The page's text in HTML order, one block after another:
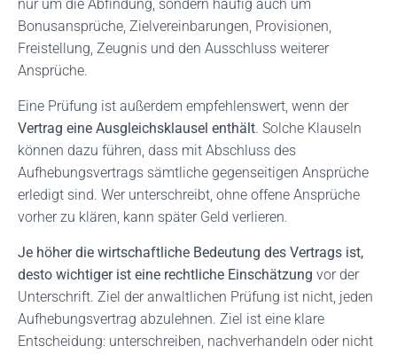
nur um die Abfindung, sondern häufig auch um
Bonusansprüche, Zielvereinbarungen, Provisionen,
Freistellung, Zeugnis und den Ausschluss weiterer
Ansprüche.
Eine Prüfung ist außerdem empfehlenswert, wenn der
Vertrag eine Ausgleichsklausel enthält. Solche Klauseln
können dazu führen, dass mit Abschluss des
Aufhebungsvertrags sämtliche gegenseitigen Ansprüche
erledigt sind. Wer unterschreibt, ohne offene Ansprüche
vorher zu klären, kann später Geld verlieren.
Je höher die wirtschaftliche Bedeutung des Vertrags ist,
desto wichtiger ist eine rechtliche Einschätzung vor der
Unterschrift. Ziel der anwaltlichen Prüfung ist nicht, jeden
Aufhebungsvertrag abzulehnen. Ziel ist eine klare
Entscheidung: unterschreiben, nachverhandeln oder nicht